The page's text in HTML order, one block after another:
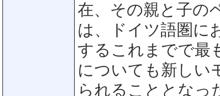
在、その親と子の
は、ドイツ語圏に
するこれまでで最
についても新しい
られることとなっ